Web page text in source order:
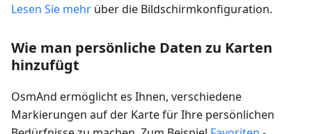
Lesen Sie mehr über die Bildschirmkonfiguration.
Wie man persönliche Daten zu Karten
hinzufügt
OsmAnd ermöglicht es Ihnen, verschiedene
Markierungen auf der Karte für Ihre persönlichen